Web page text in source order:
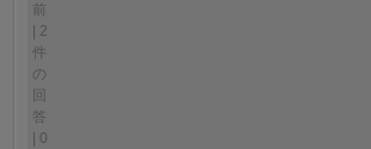
前
| 2
件
の
回
答
| 0